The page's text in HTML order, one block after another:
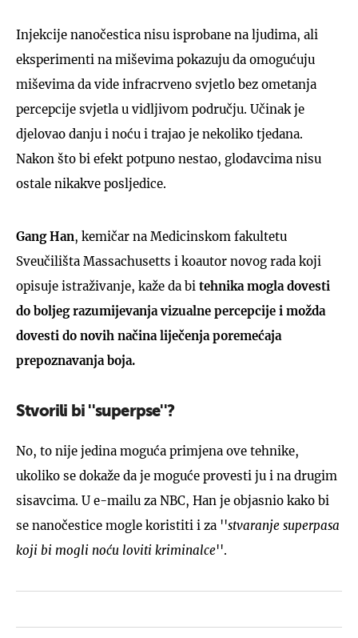
Injekcije nanočestica nisu isprobane na ljudima, ali
eksperimenti na miševima pokazuju da omogućuju
miševima da vide infracrveno svjetlo bez ometanja
percepcije svjetla u vidljivom području. Učinak je
djelovao danju i noću i trajao je nekoliko tjedana.
Nakon što bi efekt potpuno nestao, glodavcima nisu
ostale nikakve posljedice.
Gang Han, kemičar na Medicinskom fakultetu
Sveučilišta Massachusetts i koautor novog rada koji
opisuje istraživanje, kaže da bi tehnika mogla dovesti
do boljeg razumijevanja vizualne percepcije i možda
dovesti do novih načina liječenja poremećaja
prepoznavanja boja.
Stvorili bi ''superpse''?
No, to nije jedina moguća primjena ove tehnike,
ukoliko se dokaže da je moguće provesti ju i na drugim
sisavcima. U e-mailu za NBC, Han je objasnio kako bi
se nanočestice mogle koristiti i za ''stvaranje superpasa
koji bi mogli noću loviti kriminalce''.